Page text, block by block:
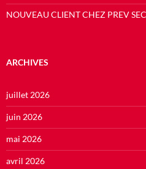
NOUVEAU CLIENT CHEZ PREV
ARCHIVES
juillet 2026
juin 2026
mai 2026
avril 2026